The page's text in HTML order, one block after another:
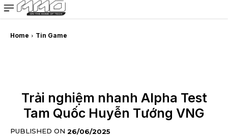
MMOSITE - Thông tin công nghệ
Bài viết nổi bật
Home Tin Game
Trải nghiệm nhanh Alpha Test
Tam Quốc Huyễn Tướng VNG
PUBLISHED ON 26/06/2025